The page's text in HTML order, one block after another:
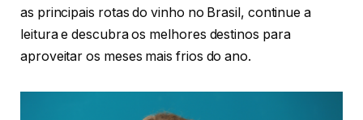
as principais rotas do vinho no Brasil, continue a
leitura e descubra os melhores destinos para
aproveitar os meses mais frios do ano.